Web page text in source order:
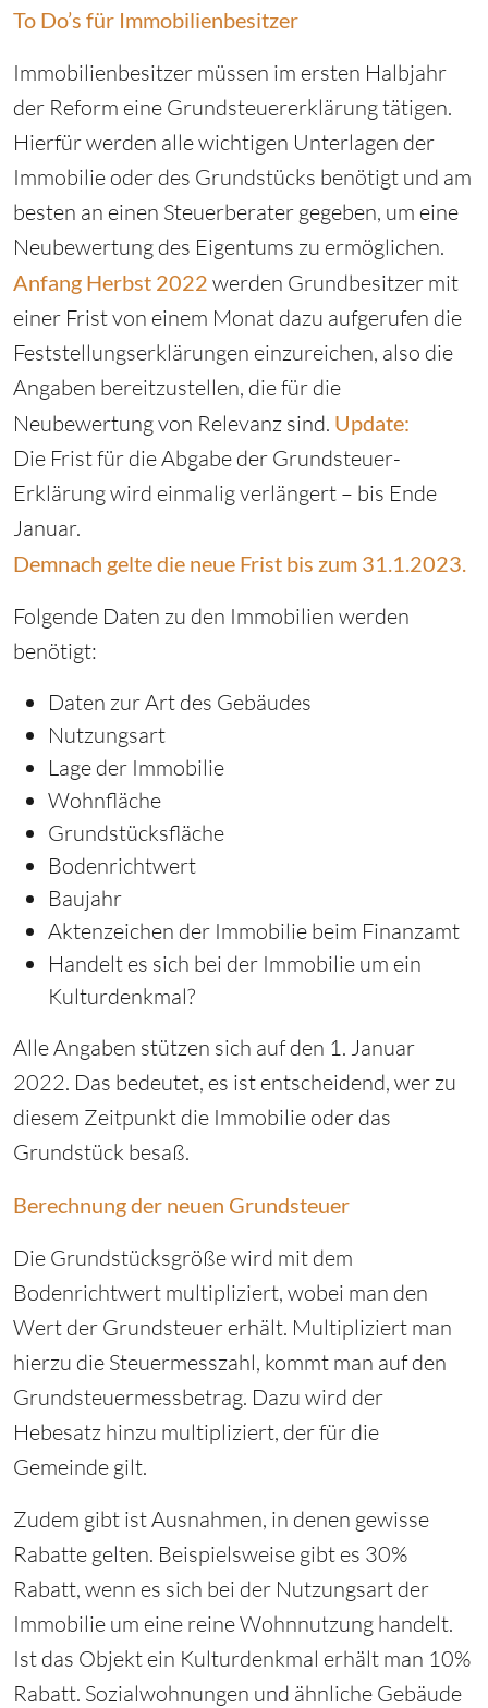
To Do’s für Immobilienbesitzer
Immobilienbesitzer müssen im ersten Halbjahr
der Reform eine Grundsteuererklärung tätigen.
Hierfür werden alle wichtigen Unterlagen der
Immobilie oder des Grundstücks benötigt und am
besten an einen Steuerberater gegeben, um eine
Neubewertung des Eigentums zu ermöglichen.
Anfang Herbst 2022 werden Grundbesitzer mit
einer Frist von einem Monat dazu aufgerufen die
Feststellungserklärungen einzureichen, also die
Angaben bereitzustellen, die für die
Neubewertung von Relevanz sind. Update:
Die Frist für die Abgabe der Grundsteuer-
Erklärung wird einmalig verlängert – bis Ende
Januar.
Demnach gelte die neue Frist bis zum 31.1.2023.
Folgende Daten zu den Immobilien werden
benötigt:
Daten zur Art des Gebäudes
Nutzungsart
Lage der Immobilie
Wohnfläche
Grundstücksfläche
Bodenrichtwert
Baujahr
Aktenzeichen der Immobilie beim Finanzamt
Handelt es sich bei der Immobilie um ein
Kulturdenkmal?
Alle Angaben stützen sich auf den 1. Januar
2022. Das bedeutet, es ist entscheidend, wer zu
diesem Zeitpunkt die Immobilie oder das
Grundstück besaß.
Berechnung der neuen Grundsteuer
Die Grundstücksgröße wird mit dem
Bodenrichtwert multipliziert, wobei man den
Wert der Grundsteuer erhält. Multipliziert man
hierzu die Steuermesszahl, kommt man auf den
Grundsteuermessbetrag. Dazu wird der
Hebesatz hinzu multipliziert, der für die
Gemeinde gilt.
Zudem gibt ist Ausnahmen, in denen gewisse
Rabatte gelten. Beispielsweise gibt es 30%
Rabatt, wenn es sich bei der Nutzungsart der
Immobilie um eine reine Wohnnutzung handelt.
Ist das Objekt ein Kulturdenkmal erhält man 10%
Rabatt. Sozialwohnungen und ähnliche Gebäude